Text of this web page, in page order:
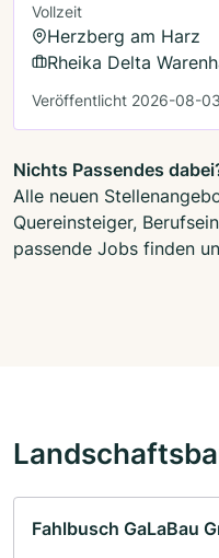
Vollzeit
Herzberg am Harz
Rheika Delta
Veröffentlicht 2026-08-03
Nichts Passendes
Alle neuen
Quereinsteiger,
passende Jobs finden
Fahlbusch GaLaBau